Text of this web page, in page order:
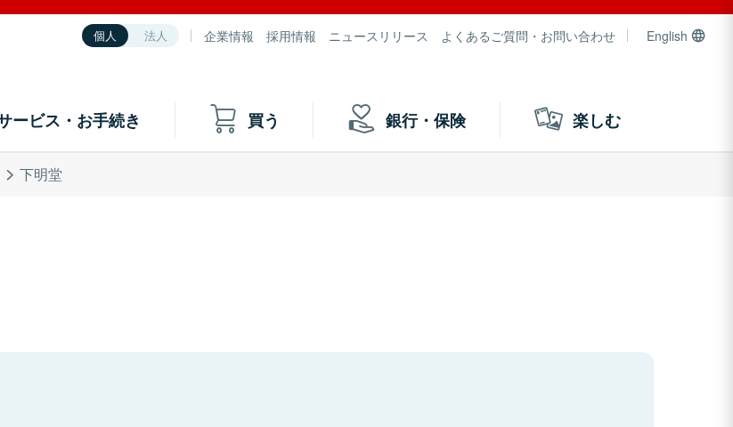
個人 法人 企業情報 採用情報 ニュースリリース よくあるご質問・お問い合わせ English
ービス・お手続き 買う 銀行・保険 楽しむ
下明堂